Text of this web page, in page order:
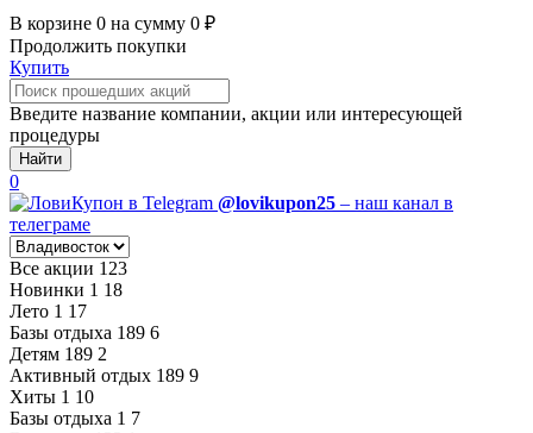
В корзине 0 на сумму 0 ₽
Продолжить покупки
Купить
Введите название компании, акции или интересующей
процедуры
Найти
0
@lovikupon25 – наш канал в
телеграме
Все акции 123
Новинки 1 18
Лето 1 17
Базы отдыха 189 6
Детям 189 2
Активный отдых 189 9
Хиты 1 10
Базы отдыха 1 7